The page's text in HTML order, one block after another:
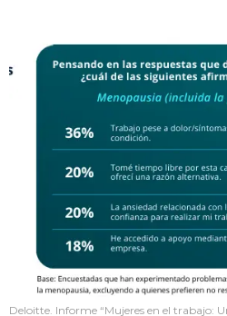
Deloitte. Informe “Mujeres en el trabajo: